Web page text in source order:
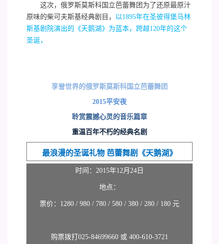
这次，俄罗斯莫斯科国立芭蕾舞团为了还原最原汁
原味的柴可夫斯基经典剧目， 以1895年在圣彼得堡马林
斯基剧院演出的《天鹅湖》为蓝本， 跨越120年的这个
圣诞，
享誉世界的俄罗斯莫斯科国立芭蕾舞团
2015平安夜
聆赏震撼心灵的音乐篇章
重温百年不朽的经典名剧
最浪漫的圣诞礼物 芭蕾舞剧《天鹅湖》
时间：2015年12月24日
地点：
票价：1280 / 980 / 780 / 580 / 380 / 280 / 180 元
购票拨打025-84699660 或 400-610-3721